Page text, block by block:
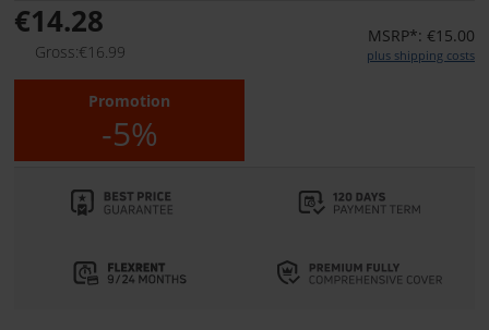
€14.28
Gross:€16.99
MSRP*: €15.00
plus shipping costs
Promotion
-5%